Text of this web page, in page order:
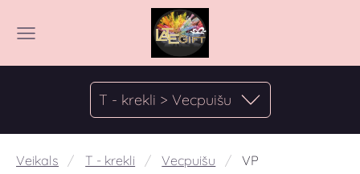
T - krekli > Vecpuišu
Veikals T - krekli Vecpuišu VP